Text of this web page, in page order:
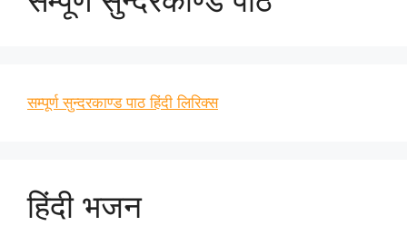
सम्पूर्ण सुन्दरकाण्ड पाठ हिंदी लिरिक्स
हिंदी भजन